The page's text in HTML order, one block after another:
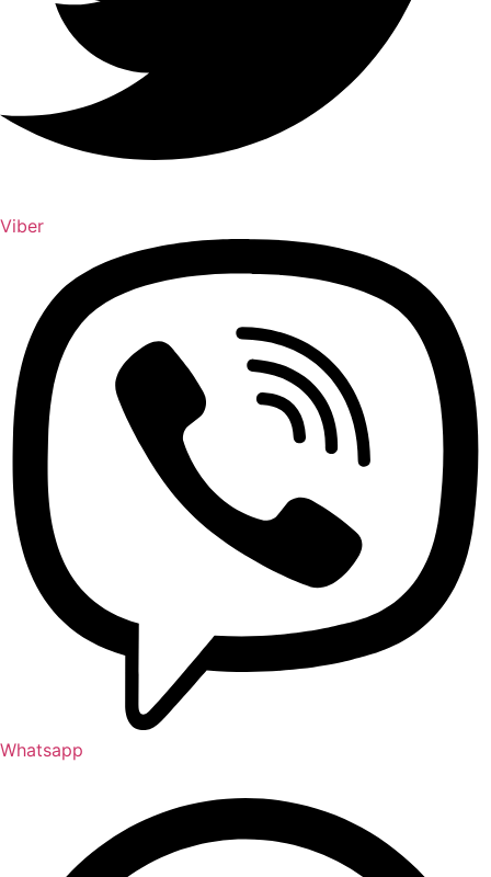
Viber
Whatsapp